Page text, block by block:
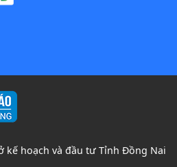
kế hoạch và đầu tư Tỉnh Đồng Nai